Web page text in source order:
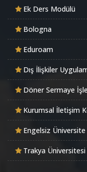
Ek Ders Modülü
Bologna
Eduroam
Dış İlişkiler
Döner Sermaye
Kurumsal İletişim
Engelsiz
Trakya Üniversitesi